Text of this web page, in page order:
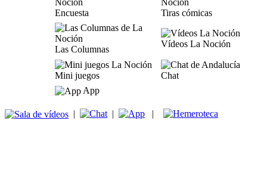
Encuesta Tiras cómicas
Las Columnas
Vídeos La Noción
Mini juegos
Chat
App
| | |